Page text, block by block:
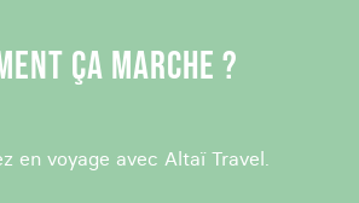
ÇA MARCHE ?
en voyage avec Altaï Travel.